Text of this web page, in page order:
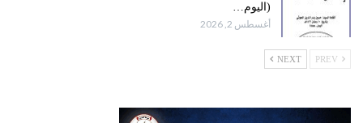
(اليوم…
أغسطس 2, 2026
NEXT